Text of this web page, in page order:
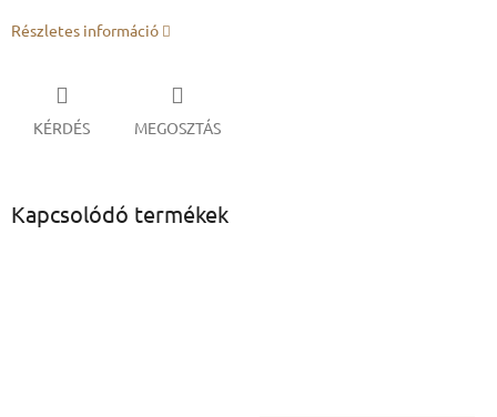
Részletes információ
KÉRDÉS MEGOSZTÁS
Kapcsolódó termékek